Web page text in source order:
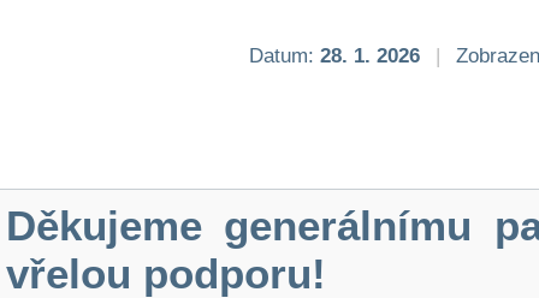
Datum: 28. 1. 2026 |
Děkujeme generálnímu
vřelou podporu!